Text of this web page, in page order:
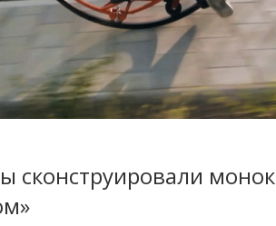
сконструировали